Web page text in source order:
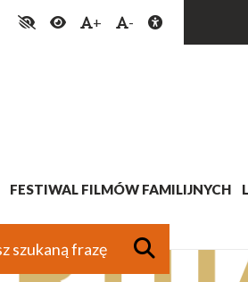
+ -
FESTIWAL FILMÓW FAMILIJNYCH